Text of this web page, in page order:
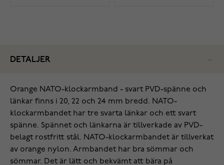
DETALJER
Orange NATO-klockarmband - svart PVD-spänne och
länkar finns i 20, 22 och 24 mm bredd. NATO-
klockarmbandet har tre svarta länkar och ett svart
spänne. Spännet och länkarna är tillverkade av PVD-
belagt rostfritt stål. NATO-klockarmbandet är tillverkat
av orange nylon. Armbandet har bra sömmar och
sömmar. Det är lätt och bekvämt att bära på